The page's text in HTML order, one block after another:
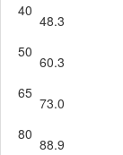
40
48.3
50
60.3
65
73.0
80
88.9